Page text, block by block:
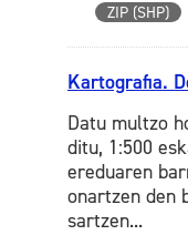
ZIP (SHP)
Kartografia.
Datu multzo
ditu, 1:500
ereduaren
onartzen den
sartzen...